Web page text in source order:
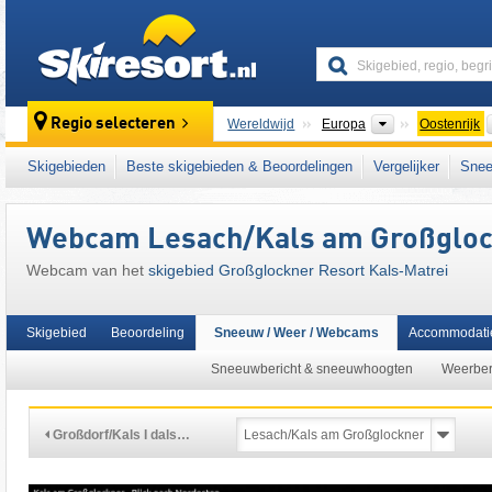
Regio selecteren Wereldwijd Europa Continenten
Oostenrijk
Dit skigebied ligt ook in: Granatspitzgroep
centrale deel van de oostelijke Alpen
het
West-Europa, Midden-Europa, Europese
Skigebieden Beste skigebieden & Beoordelingen Vergelijker
Webcam Lesach/Kals am
Webcam van het skigebied Großglockner Resort Kals-Matrei
Skigebied Beoordeling Sneeuw / Weer / Webcams
Sneeuwbericht & sneeuwhoogten
Großdorf/Kals I dals…